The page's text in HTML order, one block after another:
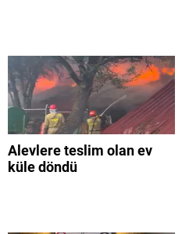
Alevlere teslim olan ev
küle döndü